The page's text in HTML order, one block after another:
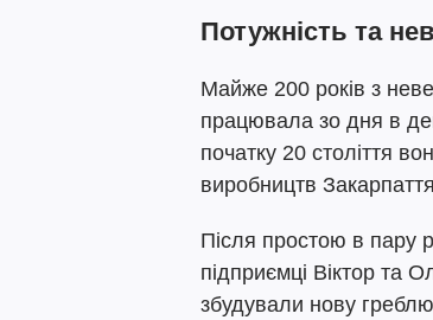
Потужність та
Майже 200 років з
працювала зо дня в
початку 20 століття
виробництв
Після простою в пару
підприємці Віктор та
збудували нову